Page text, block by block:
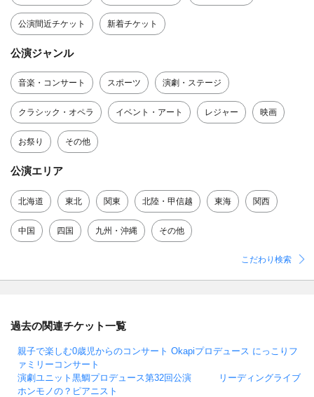
公演間近チケット 新着チケット
公演ジャンル
音楽・コンサート スポーツ 演劇・ステージ
クラシック・オペラ イベント・アート レジャー 映画
お祭り その他
公演エリア
北海道 東北 関東 北陸・甲信越 東海 関西
中国 四国 九州・沖縄 その他
こだわり検索
過去の関連チケット一覧
親子で楽しむ0歳児からのコンサート Okapiプロデュース にっこりフ
ァミリーコンサート
演劇ユニット黒鯛プロデュース第32回公演 リーディングライブ
ホンモノの？ピアニスト